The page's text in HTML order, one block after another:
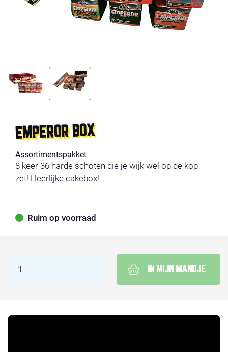
EMPEROR BOX
Assortimentspakket
8 keer 36 harde schoten die je wijk wel op de kop
zet! Heerlijke cakebox!
Ruim op voorraad
IN MIJN MANDJE